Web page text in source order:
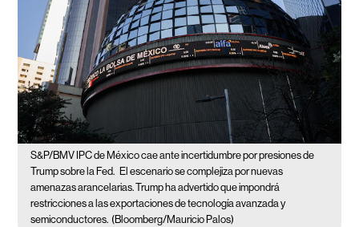
S&P/BMV IPC de México cae ante incertidumbre por presiones de
Trump sobre la Fed. El escenario se complejiza por nuevas
amenazas arancelarias. Trump ha advertido que impondrá
restricciones a las exportaciones de tecnología avanzada y
semiconductores. (Bloomberg/Mauricio Palos)